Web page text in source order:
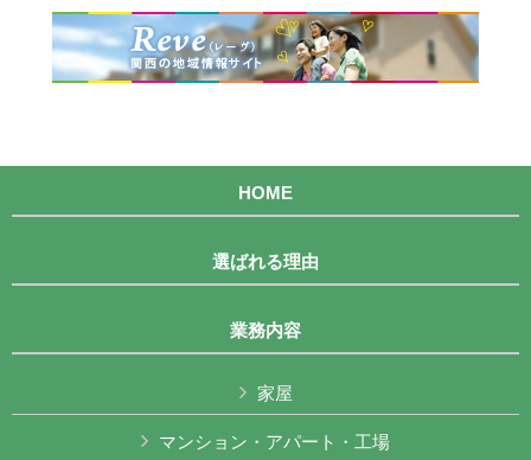
HOME
選ばれる理由
業務内容
家屋
マンション・アパート・工場